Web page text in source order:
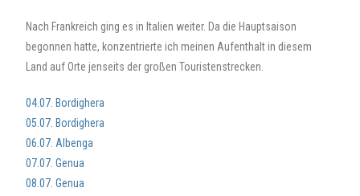
Nach Frankreich ging es in Italien weiter. Da die Hauptsaison
begonnen hatte, konzentrierte ich meinen Aufenthalt in diesem
Land auf Orte jenseits der großen Touristenstrecken.
04.07. Bordighera
05.07. Bordighera
06.07. Albenga
07.07. Genua
08.07. Genua